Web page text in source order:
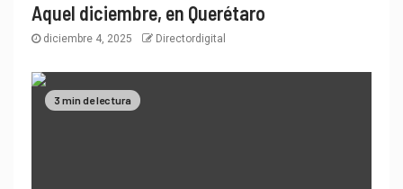
Aquel diciembre, en Querétaro
diciembre 4, 2025 Directordigital
3 min de lectura